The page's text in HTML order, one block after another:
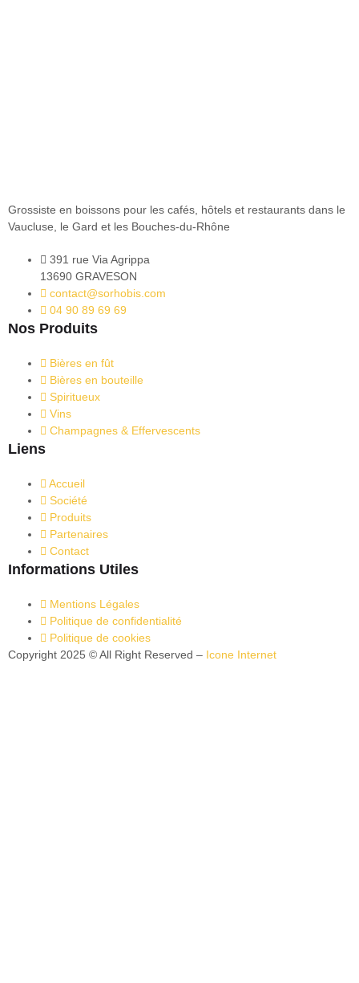
Grossiste en boissons pour les cafés, hôtels et restaurants dans le
Vaucluse, le Gard et les Bouches-du-Rhône
391 rue Via Agrippa
13690 GRAVESON
contact@sorhobis.com
04 90 89 69 69
Nos Produits
Bières en fût
Bières en bouteille
Spiritueux
Vins
Champagnes & Effervescents
Liens
Accueil
Société
Produits
Partenaires
Contact
Informations Utiles
Mentions Légales
Politique de confidentialité
Politique de cookies
Copyright 2025 © All Right Reserved – Icone Internet